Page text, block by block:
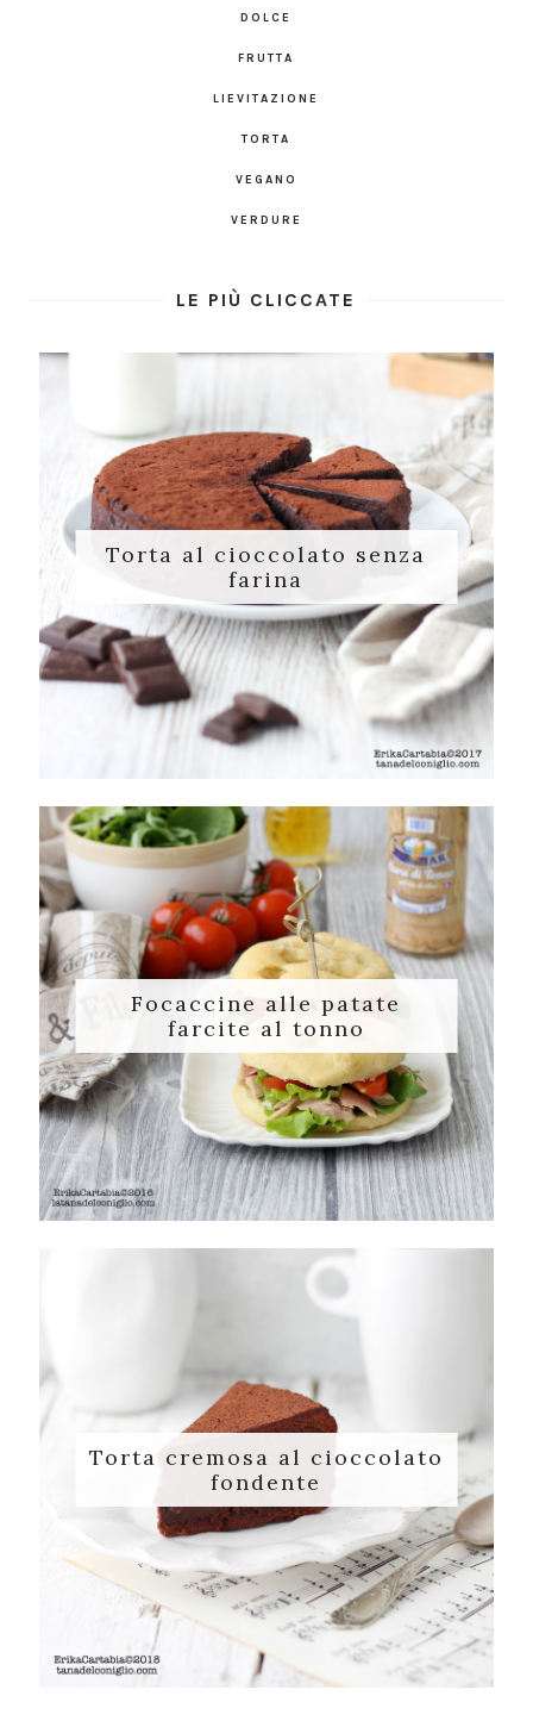
DOLCE
FRUTTA
LIEVITAZIONE
TORTA
VEGANO
VERDURE
LE PIÙ CLICCATE
Torta al cioccolato senza
farina
Focaccine alle patate
farcite al tonno
Torta cremosa al cioccolato
fondente